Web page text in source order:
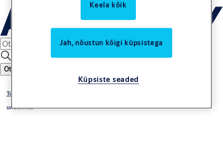
Otsing
Tooted
undefined
Keela kõik
Jah, nõustun kõigi küpsistega
Küpsiste seaded